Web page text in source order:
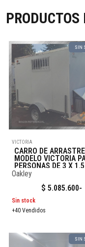
SIN
VICTORIA
CARRO DE ARRASTRE
MODELO VICTORIA
PERSONAS DE 3 X 1.5
Oakley
$5.085.600-
Sin stock
+40 Vendidos
SIN